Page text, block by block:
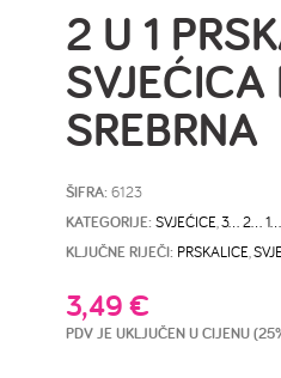
2 U 1
SVJEĆICA
SREBRNA
ŠIFRA: 6123
KATEGORIJE: SVJEĆICE 3… 2… 1…
KLJUČNE RIJEČI: PRSKALICE
3,49€
PDV JE UKLJUČEN U CIJENU